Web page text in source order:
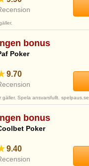
bonus
Poker
9.70
gäller. Spela ansvarsfullt. spelpaus.se
bonus
Poker
9.40